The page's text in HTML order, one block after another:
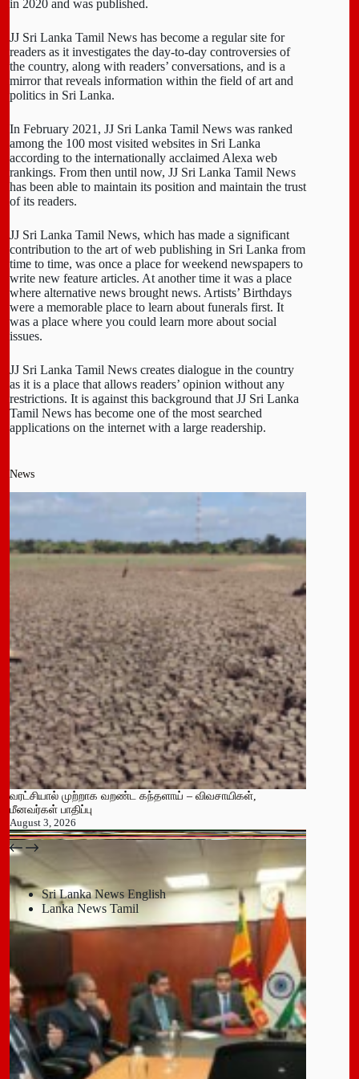
in 2020 and was published.
JJ Sri Lanka Tamil News has become a regular site for
readers as it investigates the day-to-day controversies of
the country, along with readers’ conversations, and is a
mirror that reveals information within the field of art and
politics in Sri Lanka.
In February 2021, JJ Sri Lanka Tamil News was ranked
among the 100 most visited websites in Sri Lanka
according to the internationally acclaimed Alexa web
rankings. From then until now, JJ Sri Lanka Tamil News
has been able to maintain its position and maintain the trust
of its readers.
JJ Sri Lanka Tamil News, which has made a significant
contribution to the art of web publishing in Sri Lanka from
time to time, was once a place for weekend newspapers to
write new feature articles. At another time it was a place
where alternative news brought news. Artists’ Birthdays
were a memorable place to learn about funerals first. It
was a place where you could learn more about social
issues.
JJ Sri Lanka Tamil News creates dialogue in the country
as it is a place that allows readers’ opinion without any
restrictions. It is against this background that JJ Sri Lanka
Tamil News has become one of the most searched
applications on the internet with a large readership.
News
வரட்சியால் முற்றாக வறண்ட கந்தளாய் – விவசாயிகள்,
மீனவர்கள் பாதிப்பு
August 3, 2026
பதுளை மாநகர சபையின் NPP உறுப்பினர் திடீர் ராஜினாமா!
July 14, 2026
Sri Lanka News English
Lanka News Tamil
Leave a Reply
You must be
logged into post a comment.